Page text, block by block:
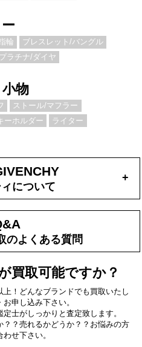
輪
ブレスレット/バングル
ラチナ/ダイヤ
物
ストール/マフラー
ーホルダー ライター
について
+
のよくある質問
買取可能ですか？
！どんなブランドでも買取いたし
申し込み下さい。
士がしっかりと査定致します。
？売れるかどうか？？お悩みの方
せ下さい。